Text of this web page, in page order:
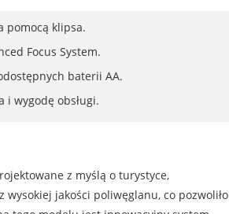
pomocą klipsa.
Focus System.
baterii AA.
i wygodę obsługi.
z myślą o turystyce,
jakości poliwęglanu, co pozwoliło